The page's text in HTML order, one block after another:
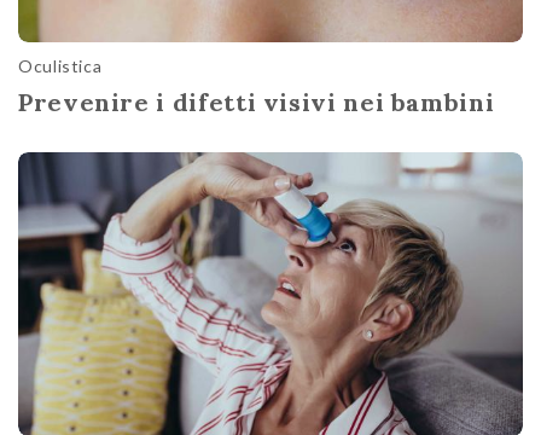
Oculistica
Prevenire i difetti visivi nei bambini